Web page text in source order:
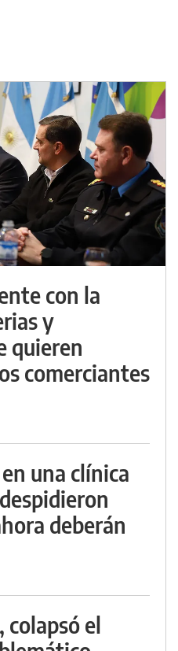
con la
y
quieren
comerciantes
una clínica
deberán
colapsó el